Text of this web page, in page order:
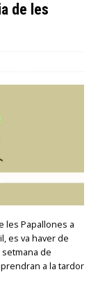
de les
les Papallones a
es va haver de
setmana de
a la tardor